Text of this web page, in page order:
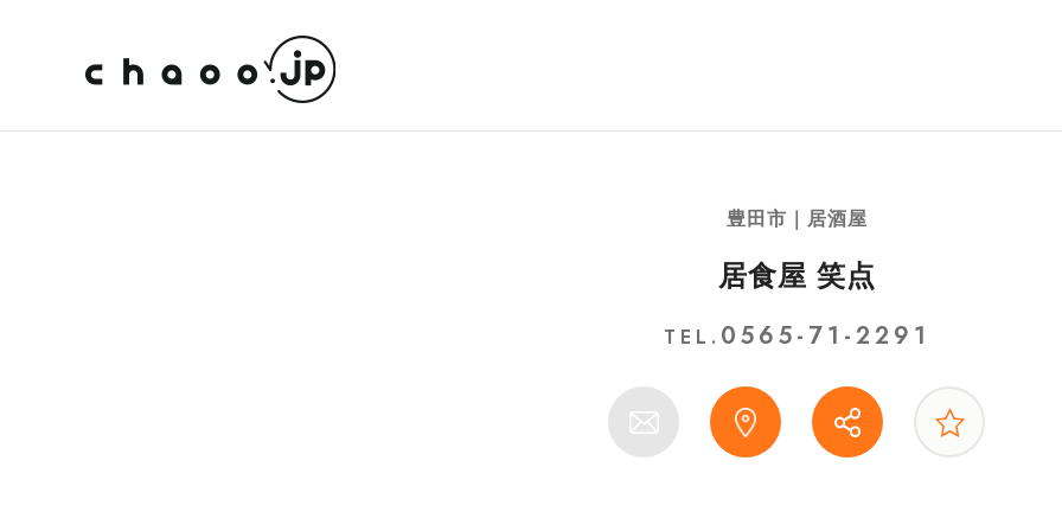
豊田市｜居酒屋
居食屋 笑点
TEL. 0565-71-2291